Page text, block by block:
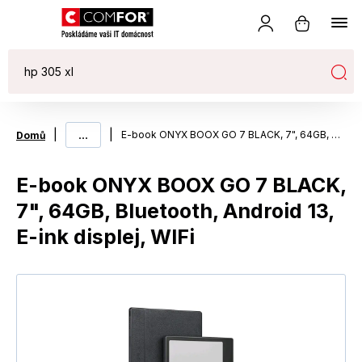
Domů ... E-book ONYX BOOX GO 7 BLACK, 7", 64GB, Bluetooth, Android 13, E-ink displej, WIFi
E-book ONYX BOOX GO 7 BLACK,
7", 64GB, Bluetooth, Android 13,
E-ink displej, WIFi